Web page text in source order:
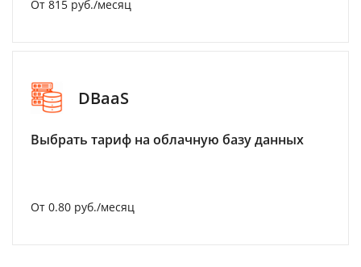
От 815 руб./месяц
DBaaS
Выбрать тариф на облачную базу данных
От 0.80 руб./месяц